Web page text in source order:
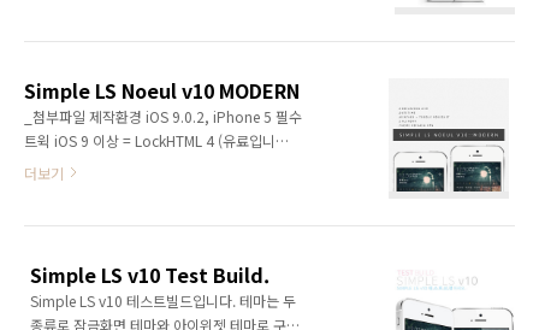
Noeul v10 Modern 폴더를 iFunbox 프로그램
Noeul BootLogo.zip[B.L] Summer
iPhone5 Series.theme - 아이폰5, 5c, 5s, se용
테마[B.L] Summer iPhone6.theme - 아이폰
6, 6s용 테마 설치방법첨부파일을 다운로드 후
는 테마를 iFunbox 프로그램..
Simple LS Noeul v10 MODERN
_첨부파일 제작환경 iOS 9.0.2, iPhone 5 필수
트윅 iOS 9 이상 = LockHTML 4 (유료입니
다.)iOS 8 이하 = GroovyLockGroovyLock의
LockHTML을 결제하신 분들만 쓰시기 바라옵니
다. (__) 설치경로 :: 사용하는 트윅에 따라 설치
더보기
Simple LS v10 Test Build.
Simple LS v10 테스트빌드입니다. 테마는 두
종류로 잠금화면 테마와 아이위젯 테마로 구분